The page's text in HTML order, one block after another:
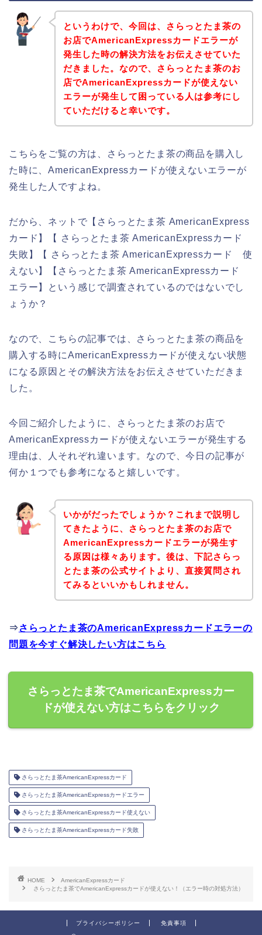
というわけで、今回は、さらっとたま茶の
お店でAmericanExpressカードエラーが
発生した時の解決方法をお伝えさせていた
だきました。なので、さらっとたま茶のお
店でAmericanExpressカードが使えない
エラーが発生して困っている人は参考にし
ていただけると幸いです。
こちらをご覧の方は、さらっとたま茶の商品を購入し
た時に、AmericanExpressカードが使えないエラーが
発生した人ですよね。
だから、ネットで【さらっとたま茶 AmericanExpress
カード】【 さらっとたま茶 AmericanExpressカード
失敗】【 さらっとたま茶 AmericanExpressカード 使
えない】【さらっとたま茶 AmericanExpressカード
エラー】という感じで調査されているのではないでし
ょうか？
なので、こちらの記事では、さらっとたま茶の商品を
購入する時にAmericanExpressカードが使えない状態
になる原因とその解決方法をお伝えさせていただきま
した。
今回ご紹介したように、さらっとたま茶のお店で
AmericanExpressカードが使えないエラーが発生する
理由は、人それぞれ違います。なので、今日の記事が
何か１つでも参考になると嬉しいです。
いかがだったでしょうか？これまで説明し
てきたように、さらっとたま茶のお店で
AmericanExpressカードエラーが発生す
る原因は様々あります。後は、下記さらっ
とたま茶の公式サイトより、直接質問され
てみるといいかもしれません。
⇒ さらっとたま茶のAmericanExpressカードエラーの
問題を今すぐ解決したい方はこちら
さらっとたま茶でAmericanExpressカー
ドが使えない方はこちらをクリック
さらっとたま茶AmericanExpressカード
さらっとたま茶AmericanExpressカードエラー
さらっとたま茶AmericanExpressカード使えない
さらっとたま茶AmericanExpressカード失敗
HOME
AmericanExpressカード
さらっとたま茶でAmericanExpressカードが使えない！（エラー時の対処方法）
プライバシーポリシー 免責事項